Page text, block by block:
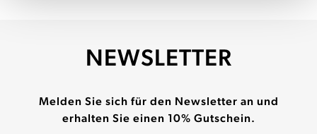
NEWSLETTER
Melden Sie sich für den Newsletter an und
erhalten Sie einen 10% Gutschein.